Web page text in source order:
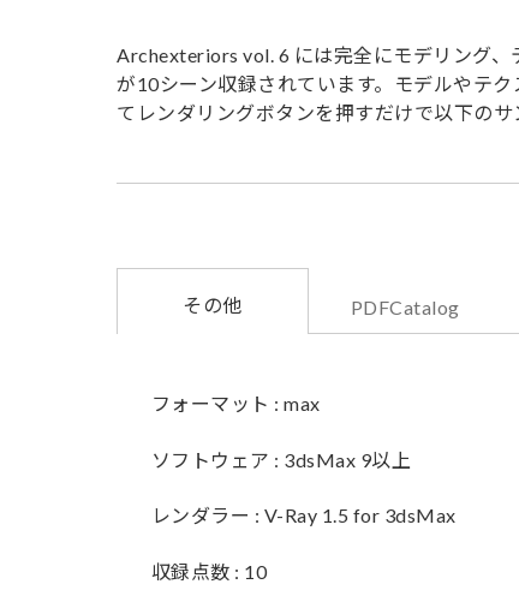
Archexteriors vol. 6 には完全にモデリング
が10シーン収録されています。モデルやテ
てレンダリングボタンを押すだけで以下の
その他 PDFCatalog
フォーマット : max
ソフトウェア : 3dsMax 9以上
レンダラー : V-Ray 1.5 for 3dsMax
収録点数 : 10